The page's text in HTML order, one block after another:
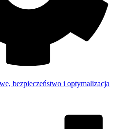
bezpieczeństwo i optymalizacja